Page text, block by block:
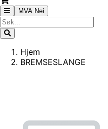
MVA Nei
Hjem
BREMSESLANGE